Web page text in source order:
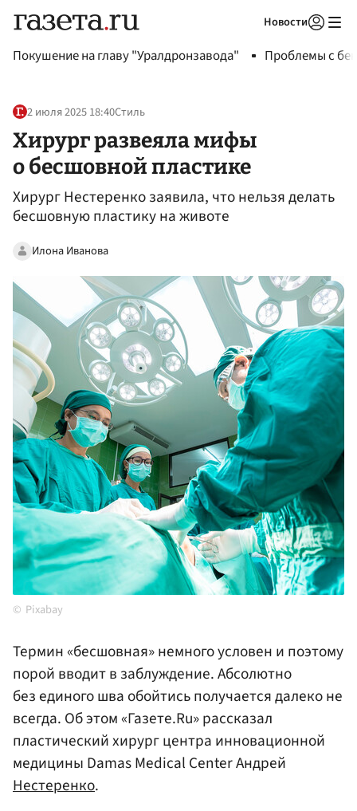
Новости
Покушение на главу "Уралдронзавода" Проблемы с
2 июля 2025 18:40Стиль
Хирург развеяла мифы
о бесшовной пластике
Хирург Нестеренко заявила, что нельзя делать
бесшовную пластику на животе
Илона Иванова
Pixabay
Термин «бесшовная» немного условен и поэтому
порой вводит в заблуждение. Абсолютно
без единого шва обойтись получается далеко не
всегда. Об этом «Газете.Ru» рассказал
пластический хирург центра инновационной
медицины Damas Medical Center Андрей
Нестеренко.